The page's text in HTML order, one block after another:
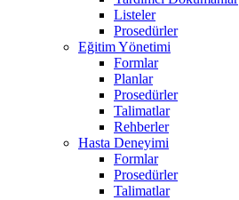
Listeler
Prosedürler
Eğitim Yönetimi
Formlar
Planlar
Prosedürler
Talimatlar
Rehberler
Hasta Deneyimi
Formlar
Prosedürler
Talimatlar